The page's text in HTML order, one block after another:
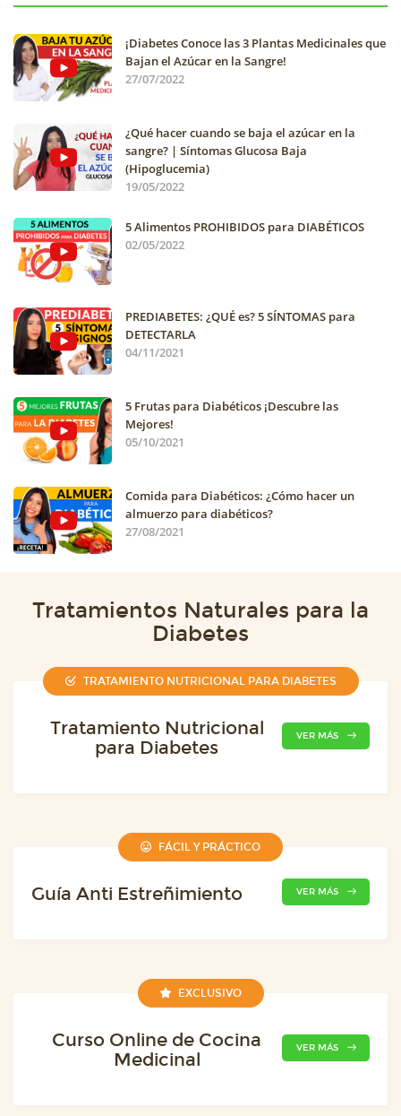
¡Diabetes Conoce las 3 Plantas Medicinales que
Bajan el Azúcar en la Sangre!
27/07/2022
¿Qué hacer cuando se baja el azúcar en la
sangre? | Síntomas Glucosa Baja
(Hipoglucemia)
19/05/2022
5 Alimentos PROHIBIDOS para DIABÉTICOS
02/05/2022
PREDIABETES: ¿QUÉ es? 5 SÍNTOMAS para
DETECTARLA
04/11/2021
5 Frutas para Diabéticos ¡Descubre las
Mejores!
05/10/2021
Comida para Diabéticos: ¿Cómo hacer un
almuerzo para diabéticos?
27/08/2021
Tratamientos Naturales para la
Diabetes
TRATAMIENTO NUTRICIONAL PARA DIABETES
Tratamiento Nutricional
para Diabetes
VER MÁS
FÁCIL Y PRÁCTICO
Guía Anti Estreñimiento VER MÁS
EXCLUSIVO
Curso Online de Cocina
Medicinal
VER MÁS